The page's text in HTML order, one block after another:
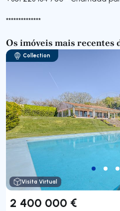
**************
Os imóveis mais recentes
Collection
Visita Virtual
2 400 000 €